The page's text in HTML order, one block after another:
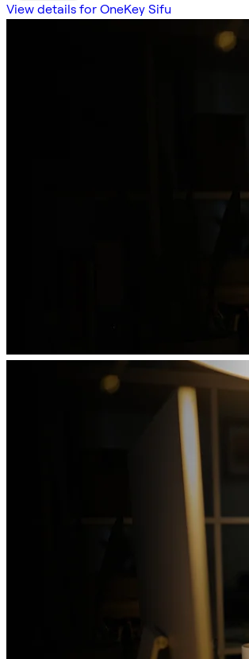
View details for OneKey Sifu